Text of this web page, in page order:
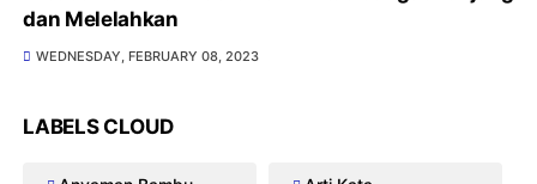
dan Melelahkan
WEDNESDAY, FEBRUARY 08, 2023
LABELS CLOUD